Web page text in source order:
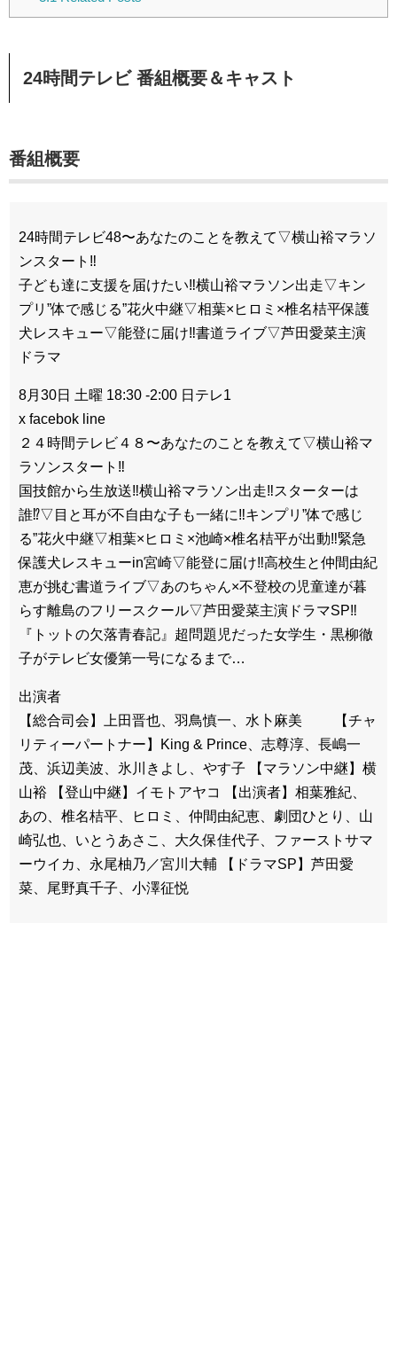
24時間テレビ 番組概要＆キャスト
番組概要
24時間テレビ48〜あなたのことを教えて▽横山裕マラソ
ンスタート‼
子ども達に支援を届けたい‼横山裕マラソン出走▽キン
プリ”体で感じる”花火中継▽相葉×ヒロミ×椎名桔平保護
犬レスキュー▽能登に届け‼書道ライブ▽芦田愛菜主演
ドラマ
8月30日 土曜 18:30 -2:00 日テレ1
x facebok line
２４時間テレビ４８〜あなたのことを教えて▽横山裕マ
ラソンスタート‼
国技館から生放送‼横山裕マラソン出走‼スターターは
誰⁉▽目と耳が不自由な子も一緒に‼キンプリ”体で感じ
る”花火中継▽相葉×ヒロミ×池崎×椎名桔平が出動‼緊急
保護犬レスキューin宮崎▽能登に届け‼高校生と仲間由紀
恵が挑む書道ライブ▽あのちゃん×不登校の児童達が暮
らす離島のフリースクール▽芦田愛菜主演ドラマSP‼
『トットの欠落青春記』超問題児だった女学生・黒柳徹
子がテレビ女優第一号になるまで…
出演者
【総合司会】上田晋也、羽鳥慎一、水卜麻美 【チャ
リティーパートナー】King & Prince、志尊淳、長嶋一
茂、浜辺美波、氷川きよし、やす子 【マラソン中継】横
山裕 【登山中継】イモトアヤコ 【出演者】相葉雅紀、
あの、椎名桔平、ヒロミ、仲間由紀恵、劇団ひとり、山
崎弘也、いとうあさこ、大久保佳代子、ファーストサマ
ーウイカ、永尾柚乃／宮川大輔 【ドラマSP】芦田愛
菜、尾野真千子、小澤征悦